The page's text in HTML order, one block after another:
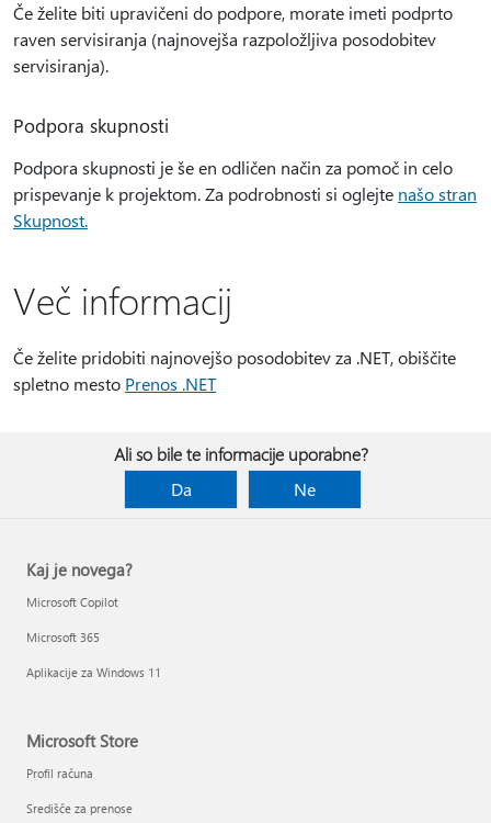
Če želite biti upravičeni do podpore, morate imeti podprto
raven servisiranja (najnovejša razpoložljiva posodobitev
servisiranja).
Podpora skupnosti
Podpora skupnosti je še en odličen način za pomoč in celo
prispevanje k projektom. Za podrobnosti si oglejte našo stran
Skupnost.
Več informacij
Če želite pridobiti najnovejšo posodobitev za .NET, obiščite
spletno mesto Prenos .NET
Ali so bile te informacije uporabne?
Da
Ne
Kaj je novega?
Microsoft Copilot
Microsoft 365
Aplikacije za Windows 11
Microsoft Store
Profil računa
Središče za prenose